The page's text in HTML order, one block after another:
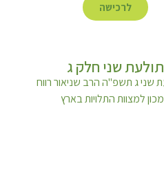
לרכישה
תולעת שני חלק ג